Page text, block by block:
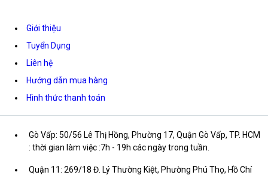
Giới thiệu
Tuyển Dụng
Liên hệ
Hướng dẫn mua hàng
Hình thức thanh toán
Gò Vấp: 50/56 Lê Thị Hồng, Phường 17, Quận Gò Vấp, TP. HCM
: thời gian làm việc :7h - 19h các ngày trong tuần.
Quận 11: 269/18 Đ. Lý Thường Kiệt, Phường Phú Thọ, Hồ Chí